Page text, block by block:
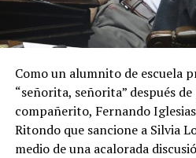
Como un alumnito de escuela
“señorita, señorita” después
compañerito, Fernando
Ritondo que sancione a Silvia
medio de una acalorada